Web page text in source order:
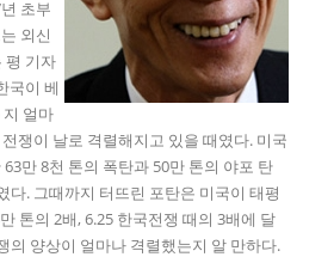
초부
외신
평 기자
국이 베
얼마
쟁이 날로 격렬해지고 있을 때였다. 미국
만 8천 톤의 폭탄과 50만 톤의 야포 탄
다. 그때까지 터뜨린 포탄은 미국이 태평
톤의 2배, 6.25 한국전쟁 때의 3배에 달
의 양상이 얼마나 격렬했는지 알 만하다.